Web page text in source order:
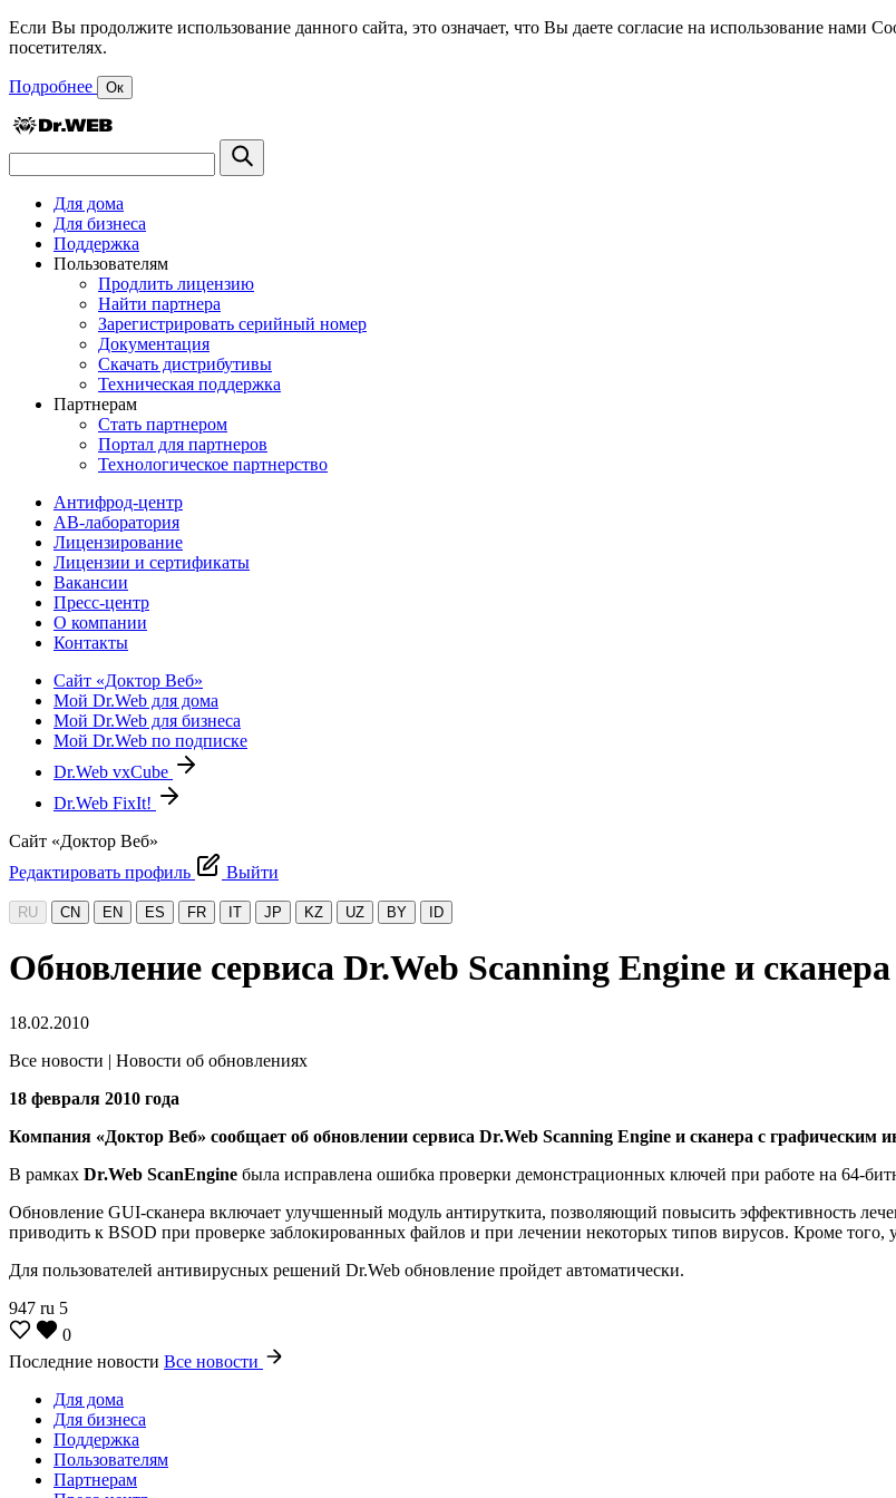
Если Вы продолжите использование данного сайта, это означает, что Вы даете согласие на использование нами
посетителях.
Подробнее Ок
Для дома
Для бизнеса
Поддержка
Пользователям
Продлить лицензию
Найти партнера
Зарегистрировать серийный номер
Документация
Скачать дистрибутивы
Техническая поддержка
Партнерам
Стать партнером
Портал для партнеров
Технологическое партнерство
Антифрод-центр
АВ-лаборатория
Лицензирование
Лицензии и сертификаты
Вакансии
Пресс-центр
О компании
Контакты
Сайт «Доктор Веб»
Мой Dr.Web для дома
Мой Dr.Web для бизнеса
Мой Dr.Web по подписке
Dr.Web vxCube
Dr.Web FixIt!
Сайт «Доктор Веб»
Редактировать профиль
Выйти
RU CN EN ES FR IT JP KZ UZ BY ID
Обновление сервиса Dr.Web Scanning Engine и
18.02.2010
Все новости | Новости об обновлениях
18 февраля 2010 года
Компания «Доктор Веб» сообщает об обновлении сервиса Dr.Web Scanning Engine и сканера с графическим
В рамках Dr.Web ScanEngine была исправлена ошибка проверки демонстрационных ключей при работе на 64-
Обновление GUI-сканера включает улучшенный модуль антируткита, позволяющий повысить эффективность
приводить к BSOD при проверке заблокированных файлов и при лечении некоторых типов вирусов. Кроме того,
Для пользователей антивирусных решений Dr.Web обновление пройдет автоматически.
947 ru 5
0
Последние новости Все новости
Для дома
Для бизнеса
Поддержка
Пользователям
Партнерам